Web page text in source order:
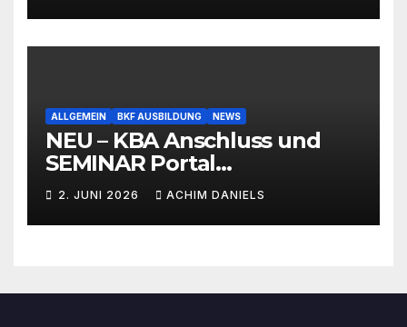
ALLGEMEIN BKF AUSBILDUNG NEWS
NEU – KBA Anschluss und
SEMINAR Portal
AKTIONSPREISE!!! Bis zu 50%
RABATT
2. JUNI 2026 ACHIM DANIELS